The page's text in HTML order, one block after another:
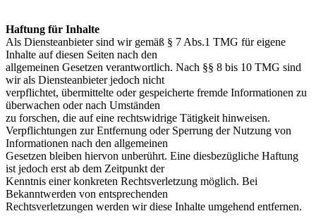
Haftung für Inhalte
Als Diensteanbieter sind wir gemäß § 7 Abs.1 TMG für eigene
Inhalte auf diesen Seiten nach den
allgemeinen Gesetzen verantwortlich. Nach §§ 8 bis 10 TMG sind
wir als Diensteanbieter jedoch nicht
verpflichtet, übermittelte oder gespeicherte fremde Informationen zu
überwachen oder nach Umständen
zu forschen, die auf eine rechtswidrige Tätigkeit hinweisen.
Verpflichtungen zur Entfernung oder Sperrung der Nutzung von
Informationen nach den allgemeinen
Gesetzen bleiben hiervon unberührt. Eine diesbezügliche Haftung
ist jedoch erst ab dem Zeitpunkt der
Kenntnis einer konkreten Rechtsverletzung möglich. Bei
Bekanntwerden von entsprechenden
Rechtsverletzungen werden wir diese Inhalte umgehend entfernen.